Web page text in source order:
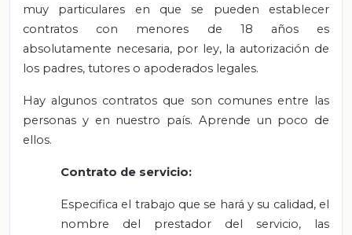
muy particulares en que se pueden establecer
contratos con menores de 18 años es
absolutamente necesaria, por ley, la autorización de
los padres, tutores o apoderados legales.
Hay algunos contratos que son comunes entre las
personas y en nuestro país. Aprende un poco de
ellos.
Contrato de servicio:
Especifica el trabajo que se hará y su calidad, el
nombre del prestador del servicio, las